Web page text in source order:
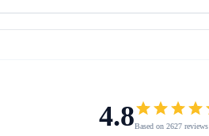
4.8Based on 2627 reviews